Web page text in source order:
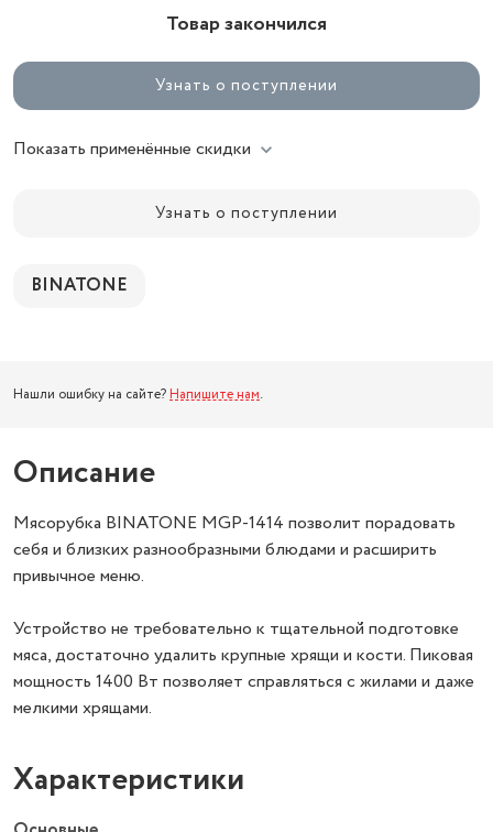
Товар закончился
Узнать о поступлении
Показать применённые скидки
Узнать о поступлении
BINATONE
Нашли ошибку на сайте? Напишите нам.
Описание
Мясорубка BINATONE MGP-1414 позволит порадовать
себя и близких разнообразными блюдами и расширить
привычное меню.
Устройство не требовательно к тщательной подготовке
мяса, достаточно удалить крупные хрящи и кости. Пиковая
мощность 1400 Вт позволяет справляться с жилами и даже
мелкими хрящами.
Характеристики